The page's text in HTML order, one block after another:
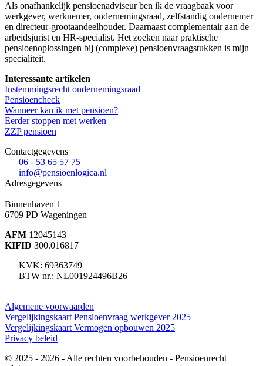
Als onafhankelijk pensioenadviseur ben ik de vraagbaak voor
werkgever, werknemer, ondernemingsraad, zelfstandig ondernemer
en directeur-grootaandeelhouder. Daarnaast complementair aan de
arbeidsjurist en HR-specialist. Het zoeken naar praktische
pensioenoplossingen bij (complexe) pensioenvraagstukken is mijn
specialiteit.
Interessante artikelen
Instemmingsrecht ondernemingsraad
Pensioencheck
Wanneer kan ik met pensioen?
Eerder stoppen met werken
ZZP pensioen
Contactgegevens
06 - 53 65 57 75
info@pensioenlogica.nl
Adresgegevens
Binnenhaven 1
6709 PD Wageningen
AFM 12045143
KIFID 300.016817
KVK: 69363749
BTW nr.: NL001924496B26
Algemene voorwaarden
Vergelijkingskaart Pensioenvraag werkgever 2025
Vergelijkingskaart Vermogen opbouwen 2025
Privacy beleid
© 2025 - 2026 - Alle rechten voorbehouden - Pensioenrecht